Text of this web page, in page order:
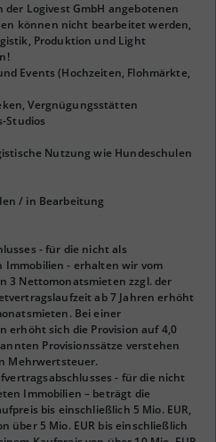
der Logivest GmbH angebotenen
können nicht bearbeitet werden,
Produktion und Light
Events (Hochzeiten, Flohmärkte,
Vergnügungsstätten
Studios
Nutzung wie Hundeschulen
/ in Bearbeitung
- für die nicht als
Immobilien - erhalten wir vom
3 Nettomonatsmieten zzgl. der
ab 7 Jahren erhöht
Bei einer
erhöht sich die Provision auf 4,0
Provisionssätze verstehen
Mehrwertsteuer.
- für die nicht
Immobilien – beträgt die
bis einschließlich 5 Mio. EUR,
über 5 Mio. EUR bis einschließlich